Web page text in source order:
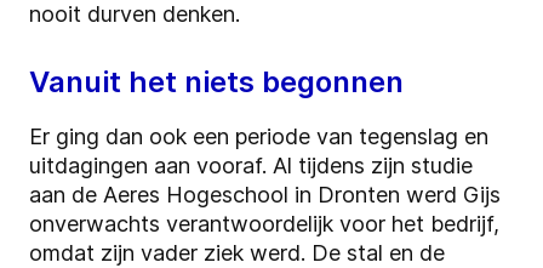
nooit durven denken.
Vanuit het niets begonnen
Er ging dan ook een periode van tegenslag en
uitdagingen aan vooraf. Al tijdens zijn studie
aan de Aeres Hogeschool in Dronten werd Gijs
onverwachts verantwoordelijk voor het bedrijf,
omdat zijn vader ziek werd. De stal en de